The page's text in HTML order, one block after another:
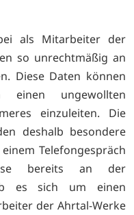
als Mitarbeiter der
so unrechtmäßig an
Diese Daten können
ungewollten
einzuleiten. Die
deshalb besondere
Telefongespräch
bereits an der
es sich um einen
der Ahrtal-Werke